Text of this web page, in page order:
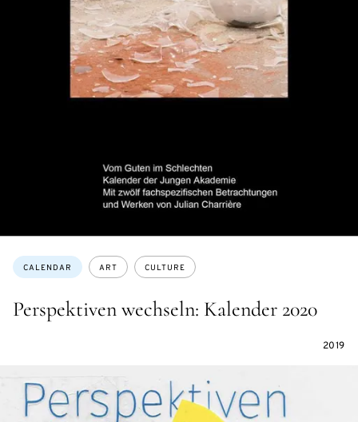
Perspektiven wechseln: Kalender 2020
Topics:
CALENDAR ART CULTURE
2019